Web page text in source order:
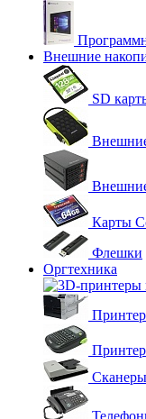
Внешние
SD
Карты
Флешки
Оргтехника
Сканеры